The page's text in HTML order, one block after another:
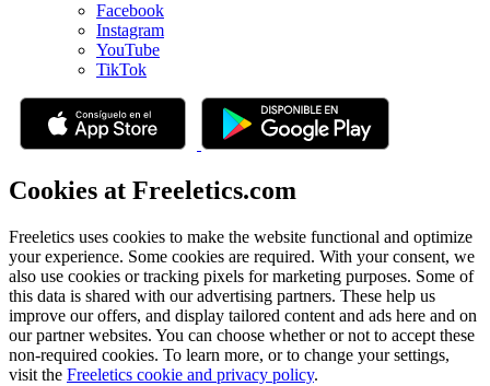
Facebook
Instagram
YouTube
TikTok
Cookies at Freeletics.com
Freeletics uses cookies to make the website functional and optimize
your experience. Some cookies are required. With your consent, we
also use cookies or tracking pixels for marketing purposes. Some of
this data is shared with our advertising partners. These help us
improve our offers, and display tailored content and ads here and on
our partner websites. You can choose whether or not to accept these
non-required cookies. To learn more, or to change your settings,
visit the Freeletics cookie and privacy policy.